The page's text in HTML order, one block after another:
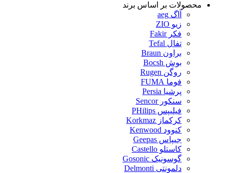
محصولات بر اساس برند
آاگ aeg
زیو ZIO
فکر Fakir
تفال Tefal
براون Braun
بوش Bocsh
روگن Rugen
فوما FUMA
پرشیا Persia
سنکور Sencor
فیلیپس PHilips
کرکماز Korkmaz
کنوود Kenwood
جیپاس Geepas
کاستلو Castello
گوسونیک Gosonic
دلمونتی Delmonti